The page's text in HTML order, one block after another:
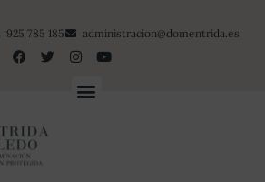
925 785 185 administracion@domentrida.es